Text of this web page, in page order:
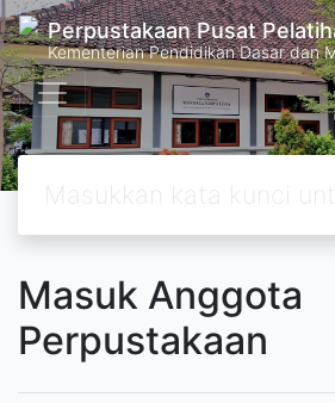
Perpustakaan Pusat
Kementerian Pendidikan Dasar dan
Masuk Anggota
Perpustakaan